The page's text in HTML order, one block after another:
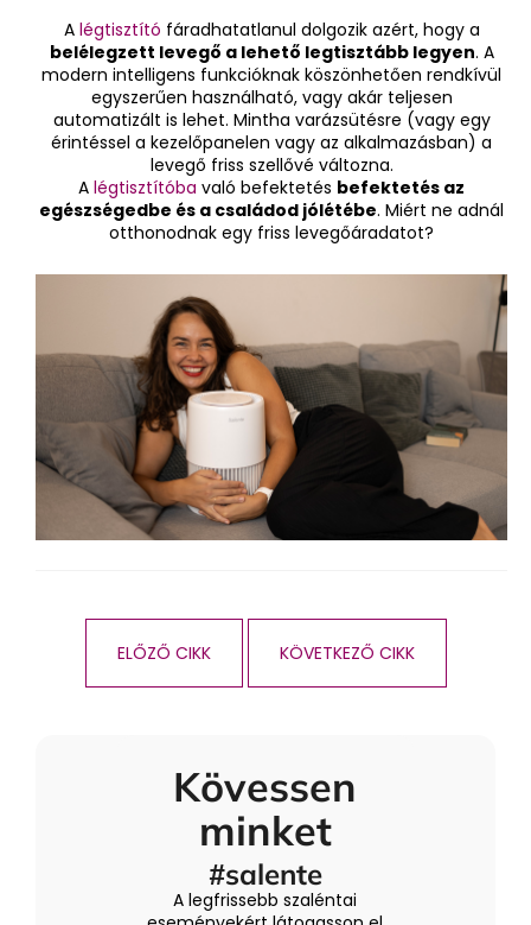
A légtisztító fáradhatatlanul dolgozik azért, hogy a
belélegzett levegő a lehető legtisztább legyen. A
modern intelligens funkcióknak köszönhetően rendkívül
egyszerűen használható, vagy akár teljesen
automatizált is lehet. Mintha varázsütésre (vagy egy
érintéssel a kezelőpanelen vagy az alkalmazásban) a
levegő friss szellővé változna.
A légtisztítóba való befektetés befektetés az
egészségedbe és a családod jólétébe. Miért ne adnál
otthonodnak egy friss levegőáradatot?
ELŐZŐ CIKK KÖVETKEZŐ CIKK
Kövessen
minket
#salente
A legfrissebb szaléntai